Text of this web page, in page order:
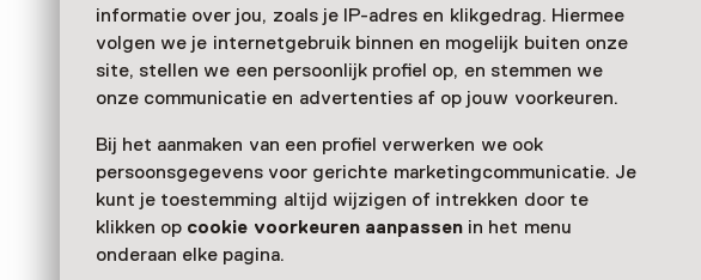
informatie over jou, zoals je IP-adres en klikgedrag. Hiermee
volgen we je internetgebruik binnen en mogelijk buiten onze
site, stellen we een persoonlijk profiel op, en stemmen we
onze communicatie en advertenties af op jouw voorkeuren.
Bij het aanmaken van een profiel verwerken we ook
persoonsgegevens voor gerichte marketingcommunicatie. Je
kunt je toestemming altijd wijzigen of intrekken door te
klikken op cookie voorkeuren aanpassenin het menu
onderaan elke pagina.